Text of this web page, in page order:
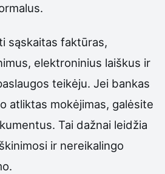
sąskaitas faktūras,
elektroninius laiškus ir
teikėju. Jei bankas
atliktas mokėjimas, galėsite
Tai dažnai leidžia
ir nereikalingo